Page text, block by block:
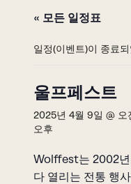
« 모든 일정표
일정(이벤트)이 종료
울프페스트
2025년 4월 9일 @ 오
오후
Wolffest는 2002년
다 열리는 전통 행